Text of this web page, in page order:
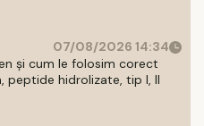
07/08/2026 14:34
și cum le folosim corect
peptide hidrolizate, tip I, II